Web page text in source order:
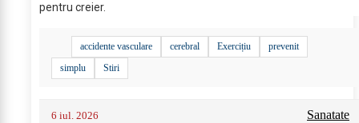
pentru creier.
accidente vasculare cerebral Exercițiu
prevenit
simplu
Stiri
6 iul. 2026 Sanatate